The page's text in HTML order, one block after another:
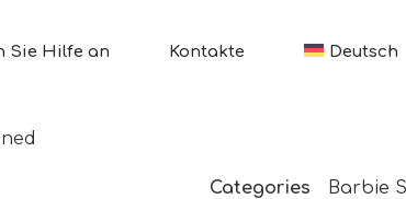
Sie Hilfe an Kontakte Deutsch
Categories Barbie